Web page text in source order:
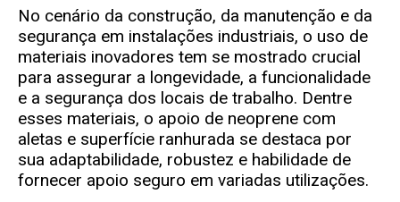
No cenário da construção, da manutenção e da
segurança em instalações industriais, o uso de
materiais inovadores tem se mostrado crucial
para assegurar a longevidade, a funcionalidade
e a segurança dos locais de trabalho. Dentre
esses materiais, o apoio de neoprene com
aletas e superfície ranhurada se destaca por
sua adaptabilidade, robustez e habilidade de
fornecer apoio seguro em variadas utilizações.